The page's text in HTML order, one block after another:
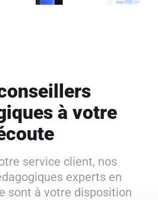
à votre
service client, nos
experts en
sont à votre disposition